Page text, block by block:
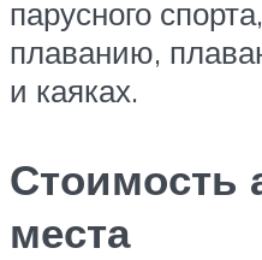
парусного
плаванию,
и каяках.
Стоимость
места